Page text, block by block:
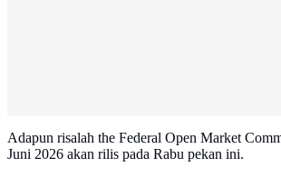
Adapun risalah the Federal Open Market
Juni 2026 akan rilis pada Rabu pekan ini.